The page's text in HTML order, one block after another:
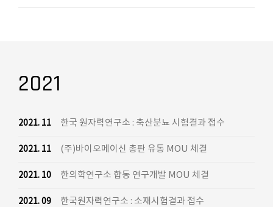
2021
2021. 11 한국 원자력연구소 : 축산분뇨 시험결과 접수
2021. 11 (주)바이오메이신 총판 유통 MOU 체결
2021. 10 한의학연구소 합동 연구개발 MOU 체결
2021. 09 한국원자력연구소 : 소재시험결과 접수